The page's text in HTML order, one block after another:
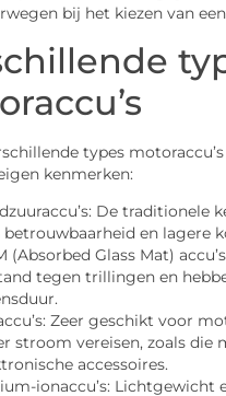
bij het kiezen van
types
kenmerken:
De traditionele
betrouwbaarheid en lagere
(Absorbed Glass Mat)
tegen trillingen en
Zeer geschikt voor
stroom vereisen, zoals die
accessoires.
ionaccu’s: Lichtgewicht